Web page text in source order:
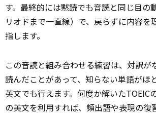
す。最終的には黙読でも音読と同じ目の
リオドまで一直線）で、戻らずに内容を
指します。
この音読と組み合わせる練習は、対訳が
読んだことがあって、知らない単語がほ
英文でも行えます。何度か解いたTOEIC
の英文を利用すれば、頻出語や表現の復